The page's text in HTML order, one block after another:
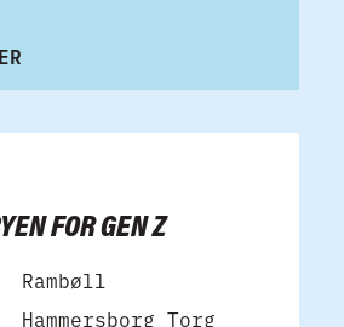
FOR GEN Z
Rambøll
Hammersborg Torg